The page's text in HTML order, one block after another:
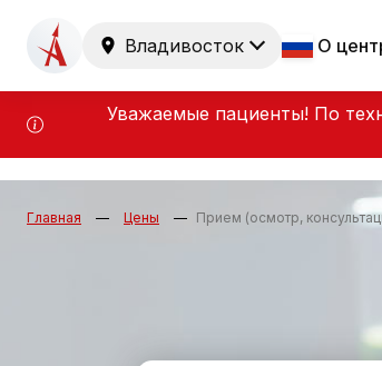
Уважаемые пациенты! По
Владивосток О
Главная Цены Прием (осмотр,